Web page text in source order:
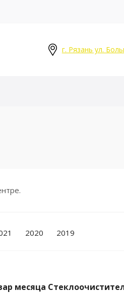
г. Рязань ул.
2020 2019
месяца